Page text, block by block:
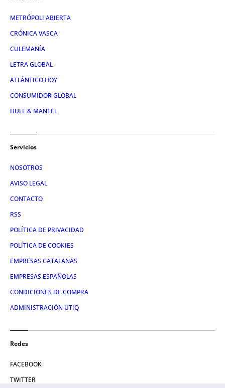
METRÓPOLI ABIERTA
CRÓNICA VASCA
CULEMANÍA
LETRA GLOBAL
ATLÁNTICO HOY
CONSUMIDOR GLOBAL
HULE & MANTEL
Servicios
NOSOTROS
AVISO LEGAL
CONTACTO
RSS
POLÍTICA DE PRIVACIDAD
POLÍTICA DE COOKIES
EMPRESAS CATALANAS
EMPRESAS ESPAÑOLAS
CONDICIONES DE COMPRA
ADMINISTRACIÓN UTIQ
Redes
FACEBOOK
TWITTER